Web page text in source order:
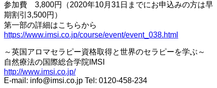
参加費 3,800円（2020年10月31日までにお申込みの方は早
期割引3,500円）
第一部の詳細はこちらから
https://www.imsi.co.jp/course/event/event_038.html
～英国アロマセラピー資格取得と世界のセラピーを学ぶ～
自然療法の国際総合学院IMSI
http://www.imsi.co.jp/
E-mail: info@imsi.co.jp Tel: 0120-458-234